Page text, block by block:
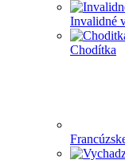
Invalidné
Chodítka